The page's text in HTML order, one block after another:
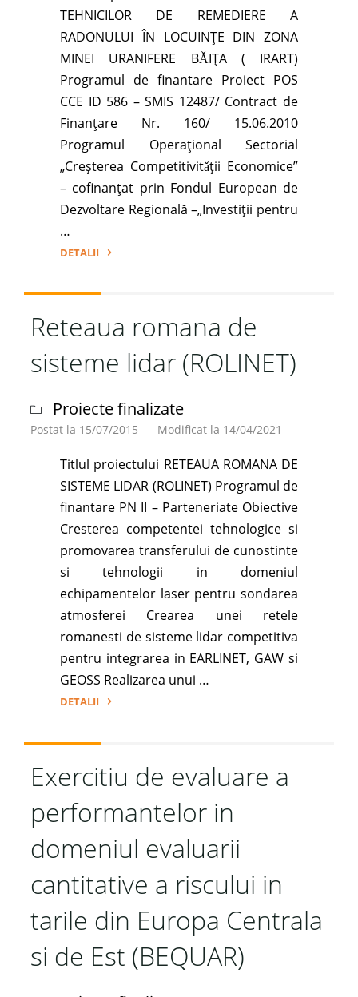
TEHNICILOR DE REMEDIERE A
RADONULUI ÎN LOCUINŢE DIN ZONA
MINEI URANIFERE BǍIŢA ( IRART)
Programul de finantare Proiect POS
CCE ID 586 – SMIS 12487/ Contract de
Finanţare Nr. 160/ 15.06.2010
Programul Operaţional Sectorial
„Creşterea Competitivitǎţii Economice”
– cofinanţat prin Fondul European de
Dezvoltare Regională –„Investiţii pentru
…
DETALII
tehnicilor
remediere
a
radonului
locuințe
din
zona
minei
uranifere
Băița
Reteaua romana de
sisteme lidar (ROLINET)
Proiecte finalizate
Postat la 15/07/2015 Modificat la 14/04/2021
Titlul proiectului RETEAUA ROMANA DE
SISTEME LIDAR (ROLINET) Programul de
finantare PN II – Parteneriate Obiective
Cresterea competentei tehnologice si
promovarea transferului de cunostinte
si tehnologii in domeniul
echipamentelor laser pentru sondarea
atmosferei Crearea unei retele
romanesti de sisteme lidar competitiva
pentru integrarea in EARLINET, GAW si
GEOSS Realizarea unui …
DETALII
romana
sisteme
lidar
(ROLINET)"
Exercitiu de evaluare a
performantelor in
domeniul evaluarii
cantitative a riscului in
tarile din Europa Centrala
si de Est (BEQUAR)